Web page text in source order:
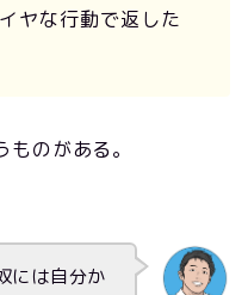
ヤな行動で返した
のがある。
には自分か